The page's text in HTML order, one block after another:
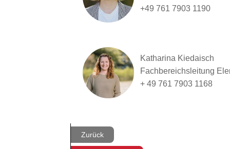
+49 761 7903 1190
Katharina Kiedaisch
Fachbereichsleitung
+ 49 761 7903 1168
Zurück